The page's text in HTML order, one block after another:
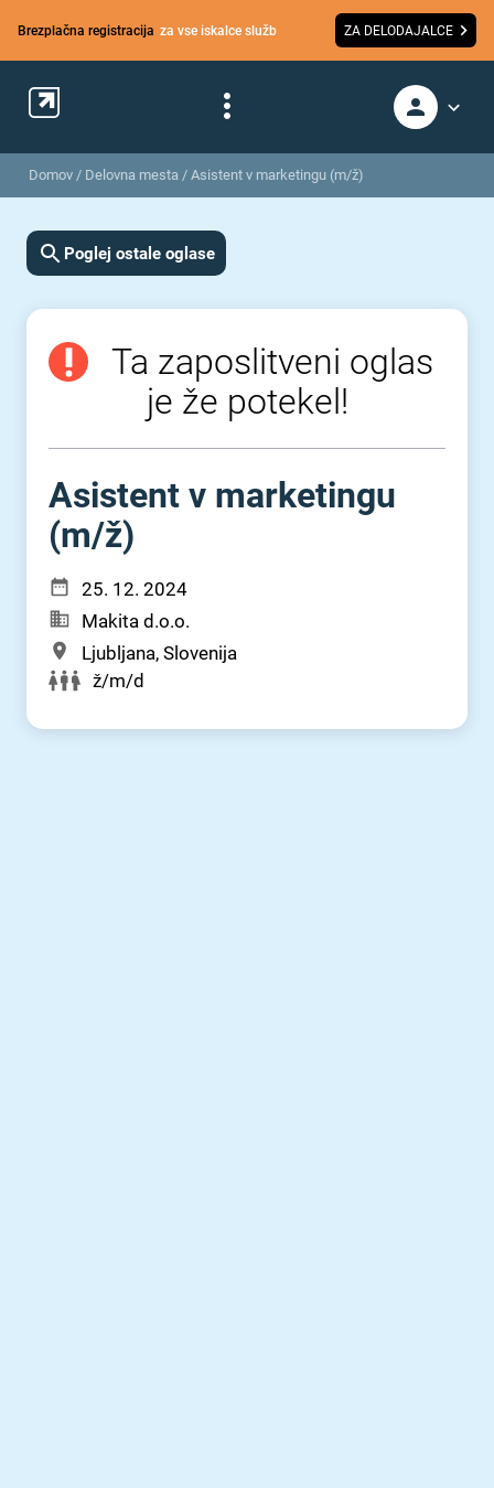
Brezplačna registracija za vse iskalce služb ZA DELODAJALCE
Domov / Delovna mesta / Asistent v marketingu (m/ž)
Poglej ostale oglase
Ta zaposlitveni oglas
je že potekel!
Asistent v marketingu
(m⁠/⁠ž)
25. 12. 2024
Makita d.o.o.
Ljubljana, Slovenija
ž/m/d